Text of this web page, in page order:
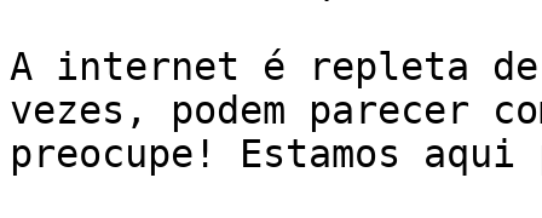
A internet é repleta
vezes, podem parecer
preocupe! Estamos